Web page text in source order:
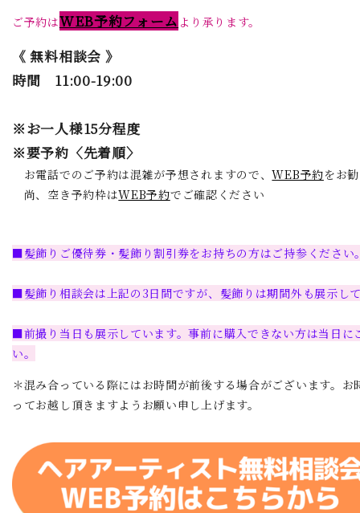
ご予約はWEB予約フォーム より承ります。
《 無料相談会 》
時間 11:00-19:00
※お一人様15分程度
※要予約〈先着順〉
お電話でのご予約は混雑が予想されますので、WEB予約をお
尚、空き予約枠はWEB予約でご確認ください
■髪飾りご優待券・髪飾り割引券をお持ちの方はご持参ください
■髪飾り相談会は上記の3日間ですが、髪飾りは期間外も展示し
■前撮り当日も展示しています。事前に購入できない方は当日に
い。
＊混み合っている際にはお時間が前後する場合がございます。お
ってお越し頂きますようお願い申し上げます。